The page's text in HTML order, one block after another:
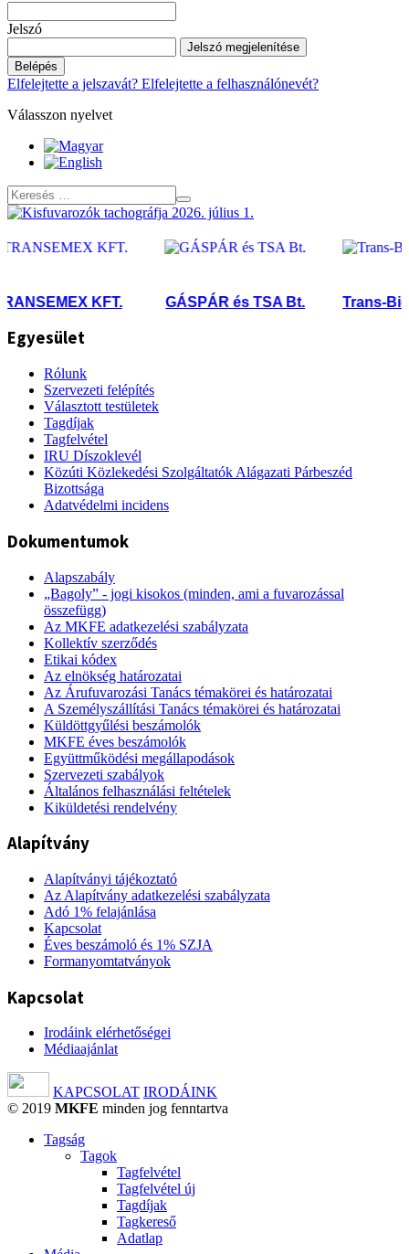
Jelszó
Jelszó megjelenítése
Belépés
Elfelejtette a jelszavát? Elfelejtette a felhasználónevét?
Válasszon nyelvet
KFT. GÁSPÁR és TSA Bt. Trans-
Egyesület
Rólunk
Szervezeti felépítés
Választott testületek
Tagdíjak
Tagfelvétel
IRU Díszoklevél
Közúti Közlekedési Szolgáltatók Alágazati Párbeszéd
Bizottsága
Adatvédelmi incidens
Dokumentumok
Alapszabály
„Bagoly” - jogi kisokos (minden, ami a fuvarozással
összefügg)
Az MKFE adatkezelési szabályzata
Kollektív szerződés
Etikai kódex
Az elnökség határozatai
Az Árufuvarozási Tanács témakörei és határozatai
A Személyszállítási Tanács témakörei és határozatai
Küldöttgyűlési beszámolók
MKFE éves beszámolók
Együttműködési megállapodások
Szervezeti szabályok
Általános felhasználási feltételek
Kiküldetési rendelvény
Alapítvány
Alapítványi tájékoztató
Az Alapítvány adatkezelési szabályzata
Adó 1% felajánlása
Kapcsolat
Éves beszámoló és 1% SZJA
Formanyomtatványok
Kapcsolat
Irodáink elérhetőségei
Médiaajánlat
KAPCSOLAT IRODÁINK
© 2019 MKFE minden jog fenntartva
Tagság
Tagok
Tagfelvétel
Tagfelvétel új
Tagdíjak
Tagkereső
Adatlap